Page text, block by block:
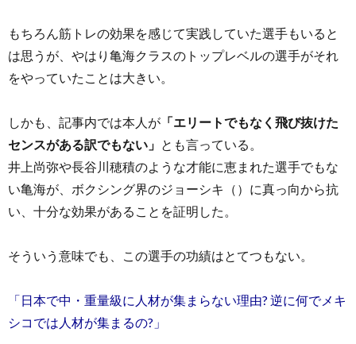
もちろん筋トレの効果を感じて実践していた選手もいると
は思うが、やはり亀海クラスのトップレベルの選手がそれ
をやっていたことは大きい。
しかも、記事内では本人が 「エリートでもなく飛び抜けた
センスがある訳でもない」 とも言っている。
井上尚弥や長谷川穂積のような才能に恵まれた選手でもな
い亀海が、ボクシング界のジョーシキ（）に真っ向から抗
い、十分な効果があることを証明した。
そういう意味でも、この選手の功績はとてつもない。
「日本で中・重量級に人材が集まらない理由? 逆に何でメキ
シコでは人材が集まるの?」